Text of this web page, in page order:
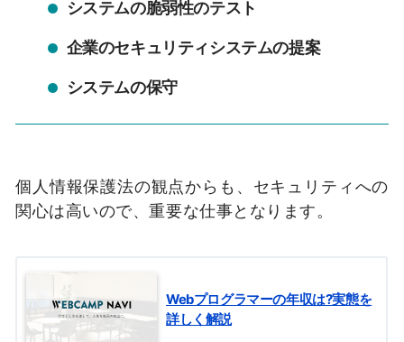
システムの脆弱性のテスト
企業のセキュリティシステムの提案
システムの保守
個人情報保護法の観点からも、セキュリティへの
関心は高いので、重要な仕事となります。
Webプログラマーの年収は?実態を
詳しく解説